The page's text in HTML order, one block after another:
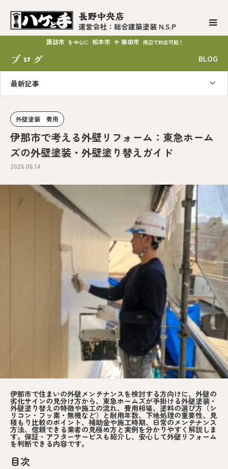
長野中央店
運営会社：総合建築塗装 N.S.P
諏訪市 を中心に 松本市 や 飯田市 周辺で対応可能！
ブログ BLOG
最新記事
外壁塗装 費用
伊那市で考える外壁リフォーム：東急ホーム
ズの外壁塗装・外壁塗り替えガイド
2026.06.14
伊那市で住まいの外壁メンテナンスを検討する方向けに、外壁の
劣化サインの見分け方から、東急ホームズが手掛ける外壁塗装・
外壁塗り替えの特徴や施工の流れ、費用相場、塗料の選び方（シ
リコン・フッ素・無機など）と耐用年数、下地処理の重要性、見
積もり比較のポイント、補助金や施工時期、日常のメンテナンス
方法、信頼できる業者の見極め方と実例を分かりやすく解説しま
す。保証・アフターサービスも紹介し、安心して外壁リフォーム
を判断できる内容です。
目次